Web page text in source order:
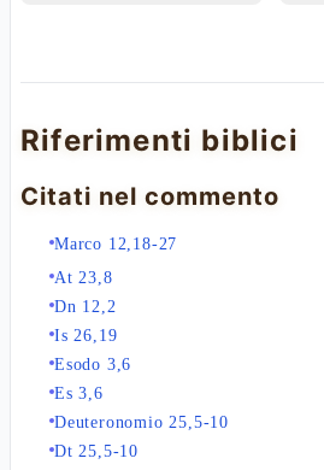
Riferimenti biblici
Citati nel commento
Marco 12,18-27
At 23,8
Dn 12,2
Is 26,19
Esodo 3,6
Es 3,6
Deuteronomio 25,5-10
Dt 25,5-10